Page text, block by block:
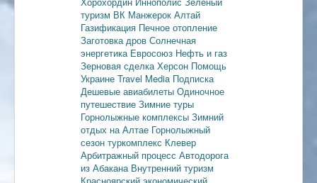
туризм ВК Манжерок Алтай
Газификация Печное отопление
Заготовка дров Солнечная
энергетика Евросоюз Нефть и газ
Зерновая сделка Херсон Помощь
Украине Travel Media Подписка
Дешевые авиабилеты Одиночное
путешествие Зимние туры
Горнолыжные комплексы Зимний
отдых на Алтае Горнолыжный
сезон туркомплекс Клевер
Арбитражный процесс Автодорога
из Абакана Внутренний туризм
Красноярский экономический